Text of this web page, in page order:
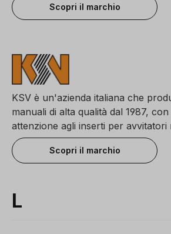
Scopri il marchio
KSV è un'azienda italiana che
manuali di alta qualità dal 1987,
attenzione agli inserti per avvitatori
Scopri il marchio
L